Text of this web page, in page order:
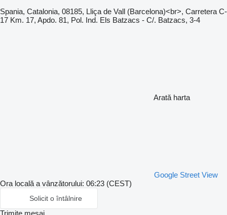
Spania, Catalonia, 08185, Lliça de Vall (Barcelona)<br>, Carretera C-
17 Km. 17, Apdo. 81, Pol. Ind. Els Batzacs - C/. Batzacs, 3-4
Arată harta
Google Street View
Ora locală a vânzătorului: 06:23 (CEST)
Solicit o întâlnire